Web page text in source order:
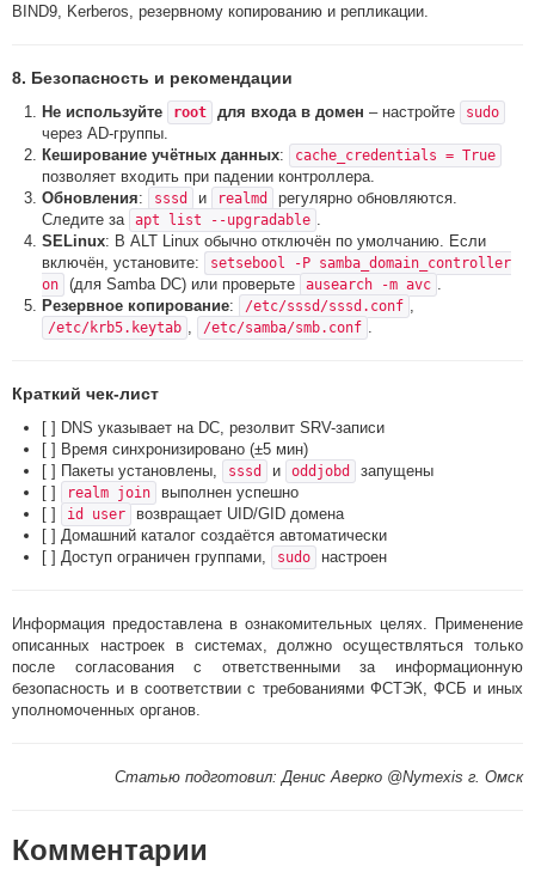
BIND9, Kerberos, резервному копированию и репликации.
8. Безопасность и рекомендации
Не используйте root для входа в домен – настройте sudo
через AD-группы.
Кеширование учётных данных: cache_credentials = True
позволяет входить при падении контроллера.
Обновления: sssd и realmd
регулярно обновляются.
Следите за apt list --upgradable .
SELinux: В ALT Linux обычно отключён по умолчанию. Если
включён, установите:
setsebool -P samba_domain_controller
on
(для Samba DC) или проверьте ausearch -m avc .
Резервное копирование: /etc/sssd/sssd.conf ,
/etc/krb5.keytab , /etc/samba/smb.conf .
Краткий чек-лист
[ ] DNS указывает на DC, резолвит SRV-записи
[ ] Время синхронизировано (±5 мин)
[ ] Пакеты установлены,
sssd и oddjobd
запущены
[ ]
realm join
выполнен успешно
[ ]
id user
возвращает UID/GID домена
[ ] Домашний каталог создаётся автоматически
[ ] Доступ ограничен группами,
sudo настроен
Информация предоставлена в ознакомительных целях. Применение
описанных настроек в системах, должно осуществляться только
после согласования с ответственными за информационную
безопасность и в соответствии с требованиями ФСТЭК, ФСБ и иных
уполномоченных органов.
Статью подготовил: Денис Аверко @Nymexis г. Омск
Комментарии